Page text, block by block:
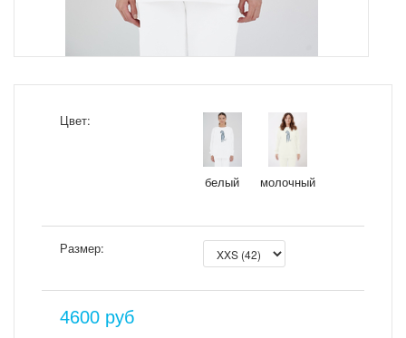
Цвет:
белый молочный
Размер:
4600 руб